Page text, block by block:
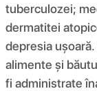
tuberculozei;
dermatitei
depresia
alimente și
fi administrate